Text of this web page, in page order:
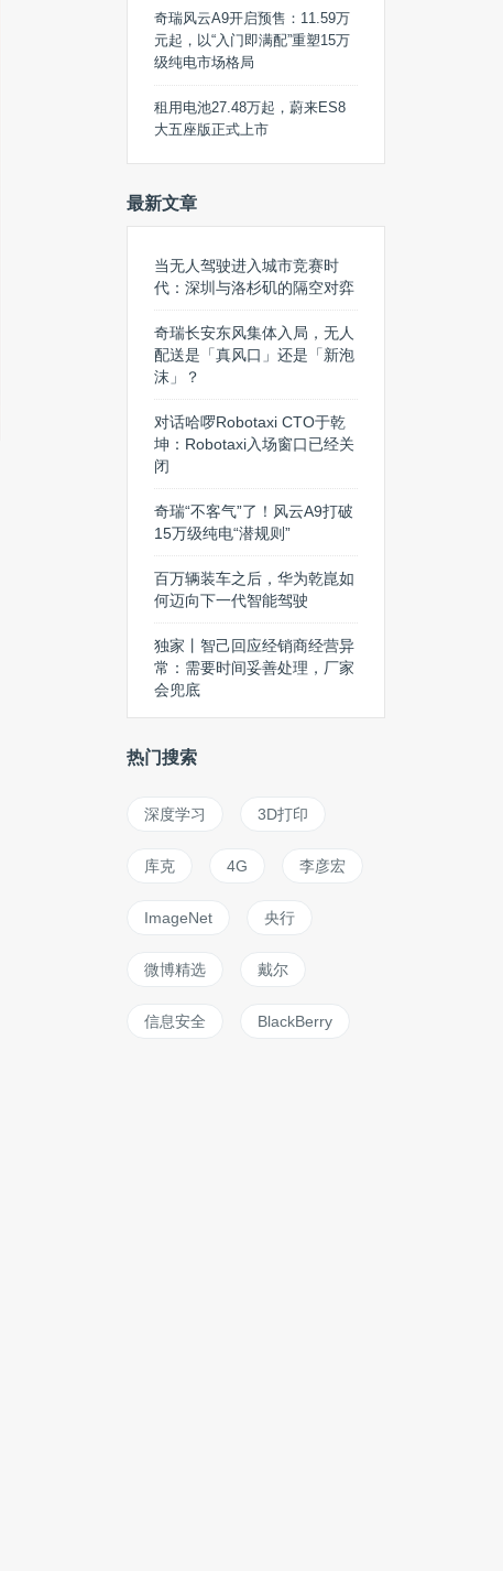
奇瑞风云A9开启预售：11.59万
元起，以“入门即满配”重塑15万
级纯电市场格局
租用电池27.48万起，蔚来ES8
大五座版正式上市
最新文章
当无人驾驶进入城市竞赛时
代：深圳与洛杉矶的隔空对弈
奇瑞长安东风集体入局，无人
配送是「真风口」还是「新泡
沫」？
对话哈啰Robotaxi CTO于乾
坤：Robotaxi入场窗口已经关
闭
奇瑞“不客气”了！风云A9打破
15万级纯电“潜规则”
百万辆装车之后，华为乾崑如
何迈向下一代智能驾驶
独家丨智己回应经销商经营异
常：需要时间妥善处理，厂家
会兜底
热门搜索
深度学习 3D打印
库克 4G 李彦宏
ImageNet 央行
微博精选 戴尔
信息安全 BlackBerry